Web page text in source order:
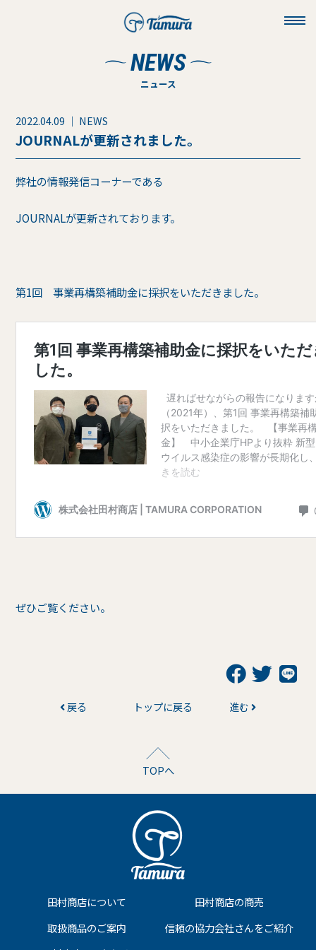
NEWS
ニュース
2022.04.09 ｜ NEWS
JOURNALが更新されました。
弊社の情報発信コーナーである
JOURNALが更新されております。
第1回 事業再構築補助金に採択をいただきました。
ぜひご覧ください。
戻る トップに戻る 進む
TOPへ
田村商店について 田村商店の商売
取扱商品のご案内 信頼の協力会社さんをご紹介